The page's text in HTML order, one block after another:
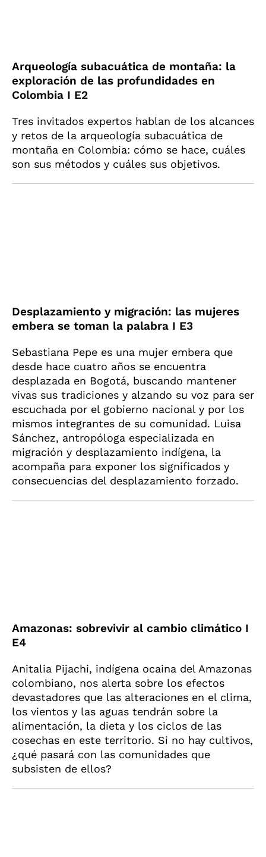
Arqueología subacuática de montaña: la
exploración de las profundidades en
Colombia I E2
Tres invitados expertos hablan de los alcances
y retos de la arqueología subacuática de
montaña en Colombia: cómo se hace, cuáles
son sus métodos y cuáles sus objetivos.
Desplazamiento y migración: las mujeres
embera se toman la palabra I E3
Sebastiana Pepe es una mujer embera que
desde hace cuatro años se encuentra
desplazada en Bogotá, buscando mantener
vivas sus tradiciones y alzando su voz para ser
escuchada por el gobierno nacional y por los
mismos integrantes de su comunidad. Luisa
Sánchez, antropóloga especializada en
migración y desplazamiento indígena, la
acompaña para exponer los significados y
consecuencias del desplazamiento forzado.
Amazonas: sobrevivir al cambio climático I
E4
Anitalia Pijachi, indígena ocaina del Amazonas
colombiano, nos alerta sobre los efectos
devastadores que las alteraciones en el clima,
los vientos y las aguas tendrán sobre la
alimentación, la dieta y los ciclos de las
cosechas en este territorio. Si no hay cultivos,
¿qué pasará con las comunidades que
subsisten de ellos?